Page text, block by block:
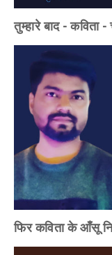
तुम्हारे बाद - कविता
फिर कविता के आँसू